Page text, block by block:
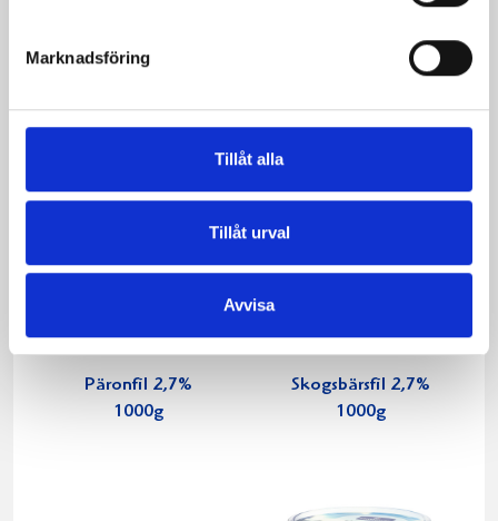
Marknadsföring
Tillåt alla
Tillåt urval
Avvisa
Päronfil 2,7%
1000g
Skogsbärsfil 2,7%
1000g